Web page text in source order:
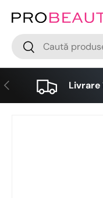
Sari la conținut
Cǎutare
Cǎutare
Anterior Livrare